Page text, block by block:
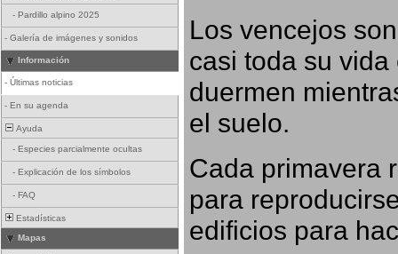
- Pardillo alpino 2025
- Galería de imágenes y sonidos
Información
- Últimas noticias
- En su agenda
Ayuda
- Especies parcialmente ocultas
- Explicación de los símbolos
- FAQ
Estadísticas
Mapas
Los vencejos
casi toda su
duermen
el suelo.
Cada primavera
para
edificios para